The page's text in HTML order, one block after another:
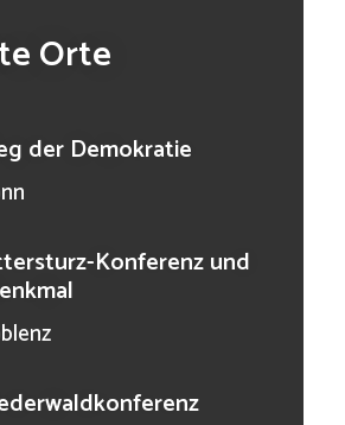
Orte
der Demokratie
Konferenz und